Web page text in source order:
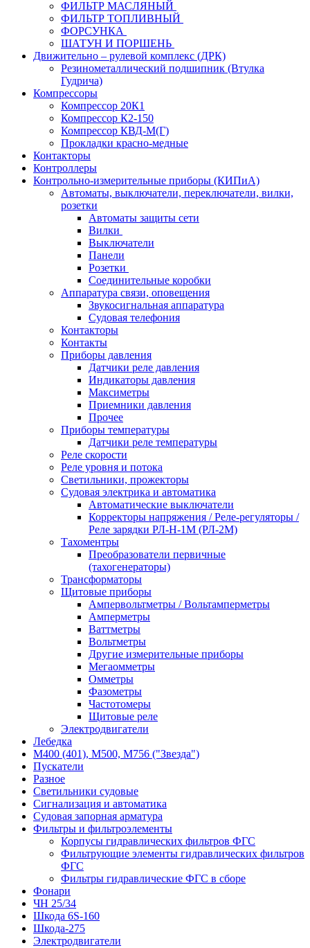
ФИЛЬТР МАСЛЯНЫЙ
ФИЛЬТР ТОПЛИВНЫЙ
ФОРСУНКА
ШАТУН И ПОРШЕНЬ
Движительно – рулевой комплекс (ДРК)
Резинометаллический подшипник (Втулка
Гудрича)
Компрессоры
Компрессор 20К1
Компрессор К2-150
Компрессор КВД-М(Г)
Прокладки красно-медные
Контакторы
Контроллеры
Контрольно-измерительные приборы (КИПиА)
Автоматы, выключатели, переключатели, вилки,
розетки
Автоматы защиты сети
Вилки
Выключатели
Панели
Розетки
Соединительные коробки
Аппаратура связи, оповещения
Звукосигнальная аппаратура
Судовая телефония
Контакторы
Контакты
Приборы давления
Датчики реле давления
Индикаторы давления
Максиметры
Приемники давления
Прочее
Приборы температуры
Датчики реле температуры
Реле скорости
Реле уровня и потока
Светильники, прожекторы
Судовая электрика и автоматика
Автоматические выключатели
Корректоры напряжения / Реле-регуляторы /
Реле зарядки РЛ-Н-1М (РЛ-2М)
Тахоментры
Преобразователи первичные
(тахогенераторы)
Трансформаторы
Щитовые приборы
Ампервольтметры / Вольтамперметры
Амперметры
Ваттметры
Вольтметры
Другие измерительные приборы
Мегаомметры
Омметры
Фазометры
Частотомеры
Щитовые реле
Электродвигатели
Лебедка
М400 (401), М500, М756 ("Звезда")
Пускатели
Разное
Светильники судовые
Сигнализация и автоматика
Судовая запорная арматура
Фильтры и фильтроэлементы
Корпусы гидравлических фильтров ФГС
Фильтрующие элементы гидравлических фильтров
ФГС
Фильтры гидравлические ФГС в сборе
Фонари
ЧН 25/34
Шкода 6S-160
Шкода-275
Электродвигатели